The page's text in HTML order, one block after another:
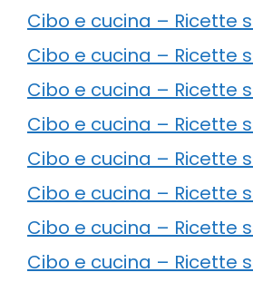
Cibo e cucina – Ricette
Cibo e cucina – Ricette
Cibo e cucina – Ricette
Cibo e cucina – Ricette
Cibo e cucina – Ricette
Cibo e cucina – Ricette
Cibo e cucina – Ricette
Cibo e cucina – Ricette